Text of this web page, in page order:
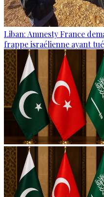
Liban: Amnesty France
frappe israélienne ayant